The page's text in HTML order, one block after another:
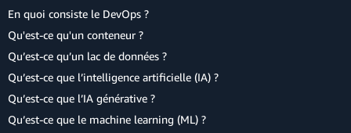
En quoi consiste le DevOps ?
Qu'est-ce qu'un conteneur ?
Qu’est-ce qu’un lac de données ?
Qu’est-ce que l’intelligence artificielle (IA) ?
Qu’est-ce que l’IA générative ?
Qu’est-ce que le machine learning (ML) ?